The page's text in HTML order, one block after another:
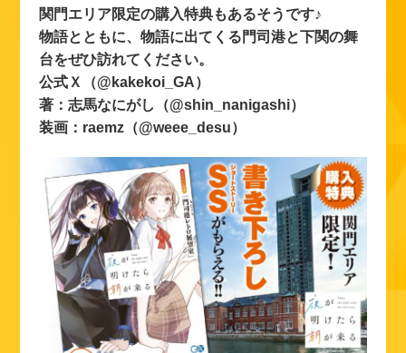
関門エリア限定の購入特典もあるそうです♪
物語とともに、物語に出てくる門司港と下関の舞
台をぜひ訪れてください。
公式Ｘ（@kakekoi_GA）
著：志馬なにがし（@shin_nanigashi）
装画：raemz（@weee_desu）